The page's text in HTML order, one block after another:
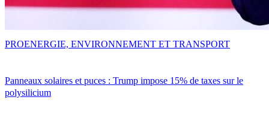
Panneaux solaires et puces : Trump impose 15% de taxes sur le
polysilicium
PROENERGIE, ENVIRONNEMENT ET TRANSPORT